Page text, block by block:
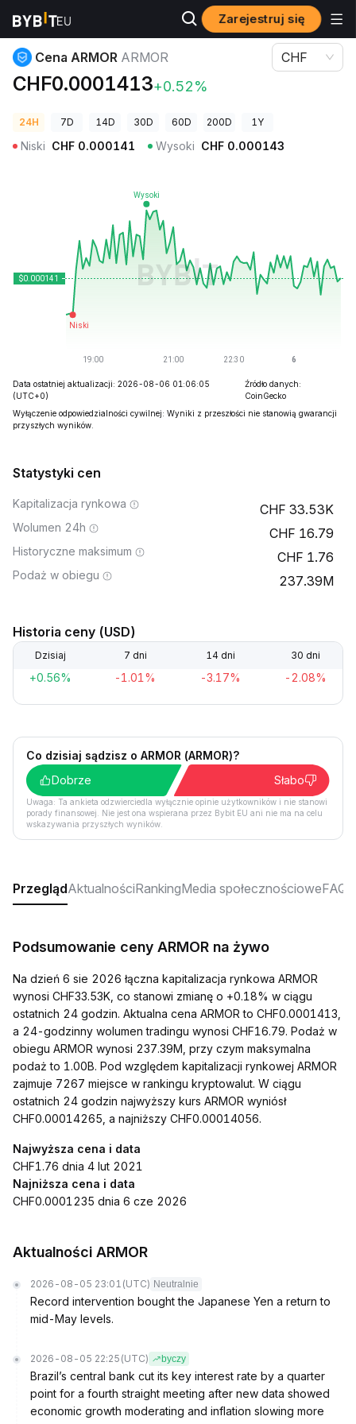
Zarejestruj się
Ceny kryptowalut Cena ARMOR ARMOR
Cena ARMOR ARMOR
CHF0.0001413+0.52%
CHF
24H 7D 14D 30D 60D 200D 1Y
Niski CHF 0.000141 Wysoki CHF 0.000143
Data ostatniej aktualizacji: 2026-08-06 01:06:05
(UTC+0)
Źródło danych:
CoinGecko
Wyłączenie odpowiedzialności cywilnej: Wyniki z przeszłości nie stanowią gwarancji
przyszłych wyników.
Statystyki cen
Kapitalizacja rynkowa 33.53K
Wolumen 24h 16.79
Historyczne maksimum 1.76
Podaż w obiegu 237.39M
Historia ceny (USD)
Dzisiaj 7 dni 14 dni 30 dni
+0.56% -1.01% -3.17% -2.08%
Co dzisiaj sądzisz o ARMOR (ARMOR)?
Dobrze
Słabo
Uwaga: Ta ankieta odzwierciedla wyłącznie opinie użytkowników i nie stanowi
porady finansowej. Nie jest ona wspierana przez Bybit EU ani nie ma na celu
wskazywania przyszłych wyników.
PrzeglądAktualnościRankingMedia społecznościoweFAQ
Podsumowanie ceny ARMOR na żywo
Na dzień 6 sie 2026 łączna kapitalizacja rynkowa ARMOR
wynosi CHF33.53K, co stanowi zmianę o +0.18% w ciągu
ostatnich 24 godzin. Aktualna cena ARMOR to CHF0.0001413,
a 24-godzinny wolumen tradingu wynosi CHF16.79. Podaż w
obiegu ARMOR wynosi 237.39M, przy czym maksymalna
podaż to 1.00B. Pod względem kapitalizacji rynkowej ARMOR
zajmuje 7267 miejsce w rankingu kryptowalut. W ciągu
ostatnich 24 godzin najwyższy kurs ARMOR wyniósł
CHF0.00014265, a najniższy CHF0.00014056.
Najwyższa cena i data
CHF1.76 dnia 4 lut 2021
Najniższa cena i data
CHF0.0001235 dnia 6 cze 2026
Aktualności ARMOR
2026-08-05 23:01 (UTC) Neutralnie
Record intervention bought the Japanese Yen a return to
mid-May levels.
2026-08-05 22:25 (UTC) byczy
Brazil’s central bank cut its key interest rate by a quarter
point for a fourth straight meeting after new data showed
economic growth moderating and inflation slowing more